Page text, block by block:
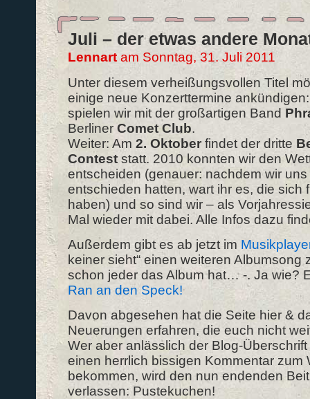
Juli – der etwas andere
Lennartam Sonntag, 31. Juli 2011
Unter diesem verheißungsvollen Titel
einige neue Konzerttermine
spielen wir mit der großartigen Band
Berliner Comet Club.
Weiter: Am 2. Oktoberfindet der dritte
Conteststatt. 2010 konnten wir den
entscheiden (genauer: nachdem wir
entschieden hatten, wart ihr es, die sich
haben) und so sind wir – als
Mal wieder mit dabei. Alle Infos dazu
Außerdem gibt es ab jetzt im
keiner sieht“ einen weiteren Albumsong
schon jeder das Album hat… -. Ja wie?
Ran an den Speck!
Davon abgesehen hat die Seite hier &
Neuerungen erfahren, die euch nicht
Wer aber anlässlich der Blog-
einen herrlich bissigen Kommentar zum
bekommen, wird den nun endenden
verlassen: Pustekuchen!